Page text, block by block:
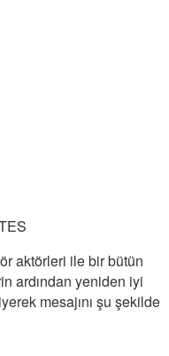
aktörleri ile bir bütün
ardından yeniden iyi
mesajını şu şekilde